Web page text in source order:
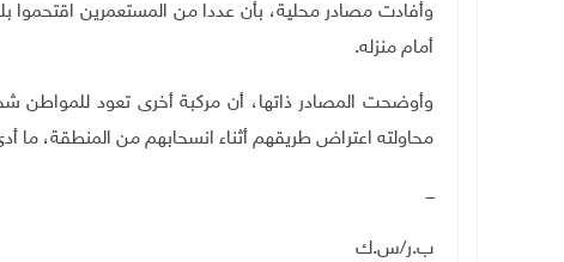
وأفادت مصادر محلية، بأن عددا من المستعمرين
أمام منزله.
وأوضحت المصادر ذاتها، أن مركبة أخرى تعود
محاولته اعتراض طريقهم أثناء انسحابهم من المنطقة، ما
ـــ
ب.ر/س.ك